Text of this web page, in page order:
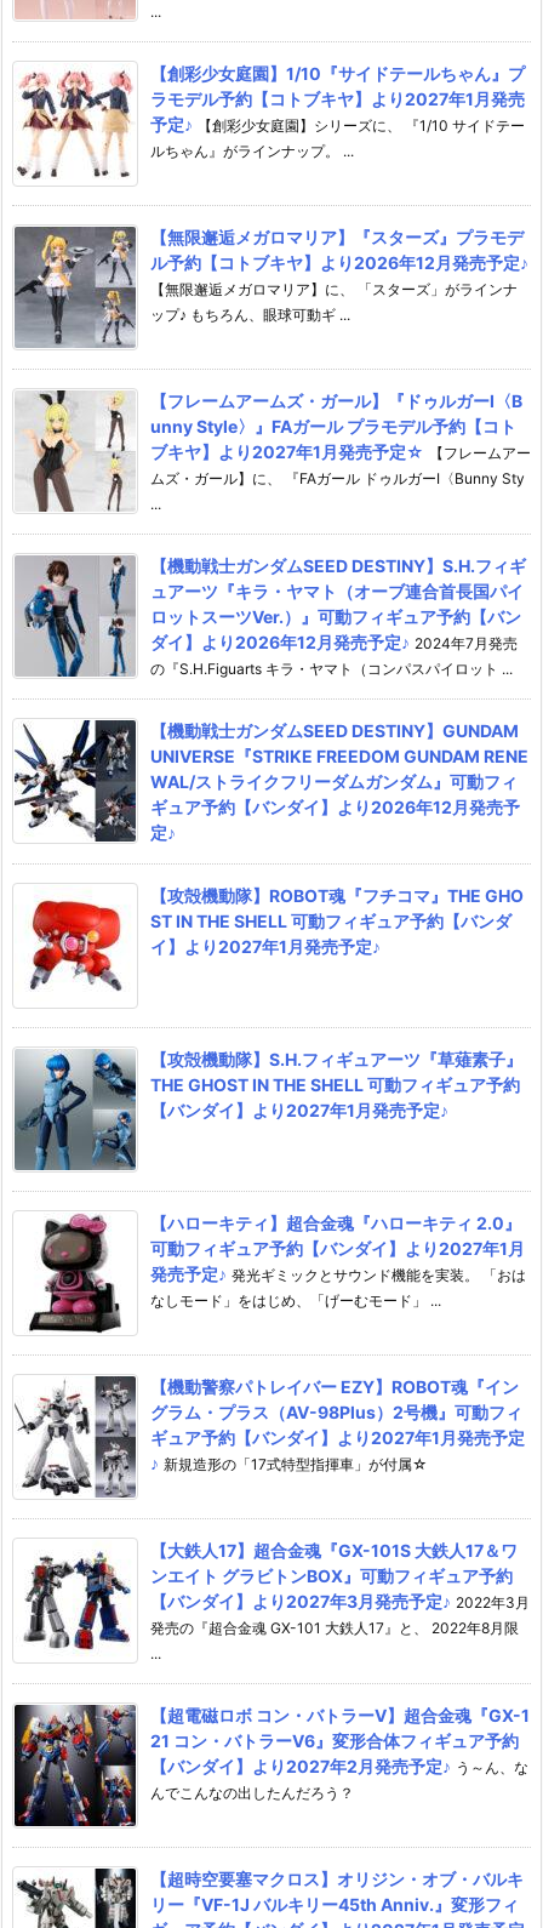
...
【創彩少女庭園】1/10『サイドテールちゃん』プ
ラモデル予約【コトブキヤ】より2027年1月発売
予定♪
【創彩少女庭園】シリーズに、 『1/10 サイドテー
ルちゃん』がラインナップ。 ...
【無限邂逅メガロマリア】『スターズ』プラモデ
ル予約【コトブキヤ】より2026年12月発売予定♪
【無限邂逅メガロマリア】に、 「スターズ」がラインナ
ップ♪ もちろん、眼球可動ギ ...
【フレームアームズ・ガール】『ドゥルガーI〈B
unny Style〉』FAガール プラモデル予約【コト
ブキヤ】より2027年1月発売予定☆
【フレームアー
ムズ・ガール】に、 『FAガール ドゥルガーI〈Bunny Sty
...
【機動戦士ガンダムSEED DESTINY】S.H.フィギ
ュアーツ『キラ・ヤマト（オーブ連合首長国パイ
ロットスーツVer.）』可動フィギュア予約【バン
ダイ】より2026年12月発売予定♪ 2024年7月発売
の『S.H.Figuarts キラ・ヤマト（コンパスパイロット ...
【機動戦士ガンダムSEED DESTINY】GUNDAM
UNIVERSE『STRIKE FREEDOM GUNDAM RENE
WAL/ストライクフリーダムガンダム』可動フィ
ギュア予約【バンダイ】より2026年12月発売予
定♪
【攻殻機動隊】ROBOT魂『フチコマ』THE GHO
ST IN THE SHELL 可動フィギュア予約【バンダ
イ】より2027年1月発売予定♪
【攻殻機動隊】S.H.フィギュアーツ『草薙素子』
THE GHOST IN THE SHELL 可動フィギュア予約
【バンダイ】より2027年1月発売予定♪
【ハローキティ】超合金魂『ハローキティ 2.0』
可動フィギュア予約【バンダイ】より2027年1月
発売予定♪ 発光ギミックとサウンド機能を実装。 「おは
なしモード」をはじめ、「げーむモード」 ...
【機動警察パトレイバー EZY】ROBOT魂『イン
グラム・プラス（AV-98Plus）2号機』可動フィ
ギュア予約【バンダイ】より2027年1月発売予定
♪ 新規造形の「17式特型指揮車」が付属☆
【大鉄人17】超合金魂『GX-101S 大鉄人17＆ワ
ンエイト グラビトンBOX』可動フィギュア予約
【バンダイ】より2027年3月発売予定♪ 2022年3月
発売の『超合金魂 GX-101 大鉄人17』と、 2022年8月限
...
【超電磁ロボ コン・バトラーV】超合金魂『GX-1
21 コン・バトラーV6』変形合体フィギュア予約
【バンダイ】より2027年2月発売予定♪ う～ん、な
んでこんなの出したんだろう？
【超時空要塞マクロス】オリジン・オブ・バルキ
リー『VF-1J バルキリー45th Anniv.』変形フィ